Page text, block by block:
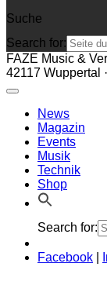
Suche
Search for:
FAZE Music &
42117 Wuppertal
News
Magazin
Events
Musik
Technik
Shop
Search for:
Facebook